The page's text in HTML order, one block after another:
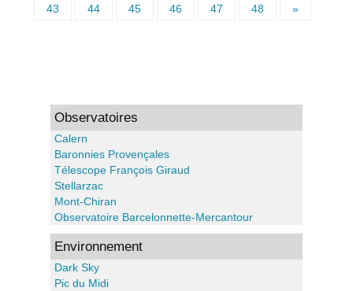
43
44 45 46 47 48 »
Observatoires
Calern
Baronnies Provençales
Télescope François Giraud
Stellarzac
Mont-Chiran
Observatoire Barcelonnette-Mercantour
Environnement
Dark Sky
Pic du Midi